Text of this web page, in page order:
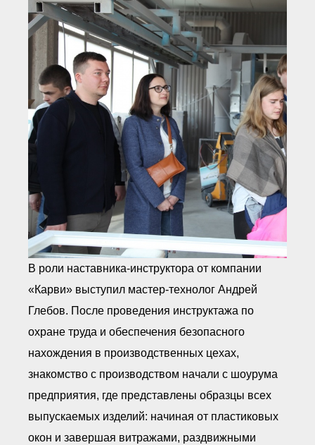
Членство в НКО
Работа в Общественных советах
Законодательство РФ по
техническим регламентам
Повышение квалификации,
переподготовка
В роли наставника-инструктора от компании
«Карви» выступил мастер-технолог Андрей
Глебов. После проведения инструктажа по
охране труда и обеспечения безопасного
нахождения в производственных цехах,
знакомство с производством начали с шоурума
предприятия, где представлены образцы всех
выпускаемых изделий: начиная от пластиковых
окон и завершая витражами, раздвижными